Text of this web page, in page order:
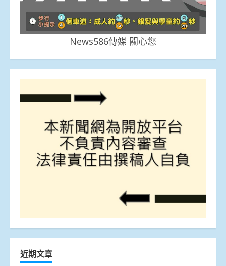
News586傳媒 關心您
近期文章